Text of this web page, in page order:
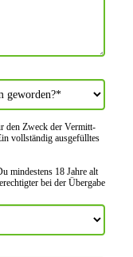
den Zweck der Vermitt­
voll­ständig ausge­fülltes
mindes­tens 18 Jahre alt
bei der Über­gabe